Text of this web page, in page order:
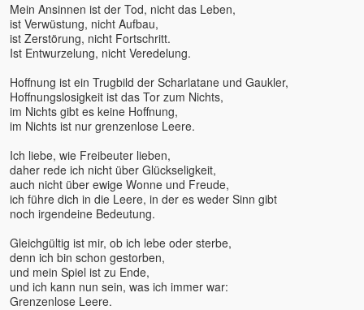
Caro Fischer
Cesar Teruel
Chandrika
Christian Meyer
Christian Salvesen
Christine Seidel
Claudia Filkov
Claudius Geiger
Dalai Lama
Dana Raimann
Daniel Herbst
Daniel Odier
Daniel Rüger
Daniel Stötter
Mein Ansinnen ist der Tod, nicht das Leben,
ist Verwüstung, nicht Aufbau,
ist Zerstörung, nicht Fortschritt.
Ist Entwurzelung, nicht Veredelung.
Hoffnung ist ein Trugbild der Scharlatane und Gaukler,
Hoffnungslosigkeit ist das Tor zum Nichts,
im Nichts gibt es keine Hoffnung,
im Nichts ist nur grenzenlose Leere.
Ich liebe, wie Freibeuter lieben,
daher rede ich nicht über Glückseligkeit,
auch nicht über ewige Wonne und Freude,
ich führe dich in die Leere, in der es weder Sinn gibt
noch irgendeine Bedeutung.
Gleichgültig ist mir, ob ich lebe oder sterbe,
denn ich bin schon gestorben,
und mein Spiel ist zu Ende,
und ich kann nun sein, was ich immer war:
Grenzenlose Leere.